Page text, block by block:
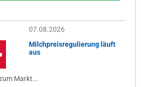
07.08.2026
Milchpreisregulierung läuft
aus
Markt...